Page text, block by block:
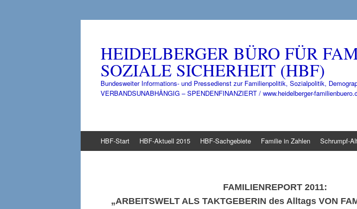
HEIDELBERGER BÜRO FÜR
SOZIALE SICHERHEIT (HBF)
Bundesweiter Informations- und Pressedienst zur Familienpolitik, Sozialpolitik,
VERBANDSUNABHÄNGIG – SPENDENFINANZIERT / www.heidelberger-
Inhalt
HBF-Start HBF-Aktuell 2015 HBF-Sachgebiete Familie in Zahlen Schrumpf-
FAMILIENREPORT 2011:
„ARBEITSWELT ALS TAKTGEBERIN des Alltags VON